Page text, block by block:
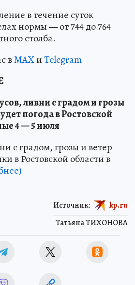
в течение суток
нормы — от 744 до 764
столба.
вMAXиTelegram
ливни с градом и грозы
погода в Ростовской
4 — 5 июля
с градом, грозы и ветер
в Ростовской области в
Татьяна ТИХОНОВА
Источник: kp.ru